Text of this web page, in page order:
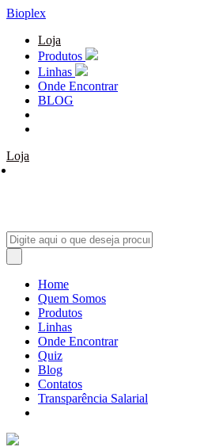
Bioplex
Loja
Produtos
Linhas
Onde Encontrar
BLOG
Loja
Home
Quem Somos
Produtos
Linhas
Onde Encontrar
Quiz
Blog
Contatos
Transparência Salarial